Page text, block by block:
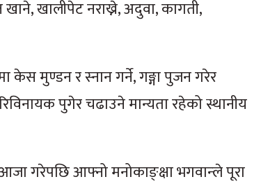
खालीपेट नराख्ने, अदुवा, कागती,
केस मुण्डन र स्नान गर्ने, गङ्गा पुजन गरेर
पुगेर चढाउने मान्यता रहेको स्थानीय
गरेपछि आफ्नो मनोकाङ्क्षा भगवान्ले पूरा